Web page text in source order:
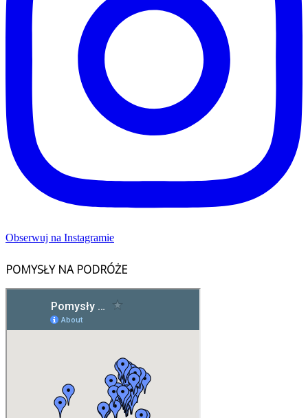
Obserwuj na Instagramie
POMYSŁY NA PODRÓŻE